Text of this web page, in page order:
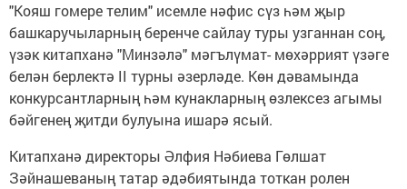
"Кояш гомере телим" исемле нәфис сүз һәм җыр
башкаручыларның беренче сайлау туры узганнан соң,
үзәк китапханә "Минзәлә" мәгълүмат- мөхәррият үзәге
белән берлектә II турны әзерләде. Көн дәвамында
конкурсантларның һәм кунакларның өзлексез агымы
бәйгенең җитди булуы­на ишарә ясый.
Китапханә директоры Әлфия Нәбиева Гөлшат
Зәйнашеваның татар әдәбиятында тоткан ролен